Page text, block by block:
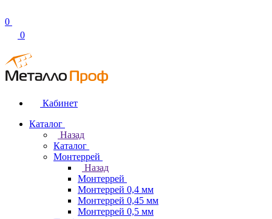
0
0
Кабинет
Каталог
Назад
Каталог
Монтеррей
Назад
Монтеррей
Монтеррей 0,4 мм
Монтеррей 0,45 мм
Монтеррей 0,5 мм